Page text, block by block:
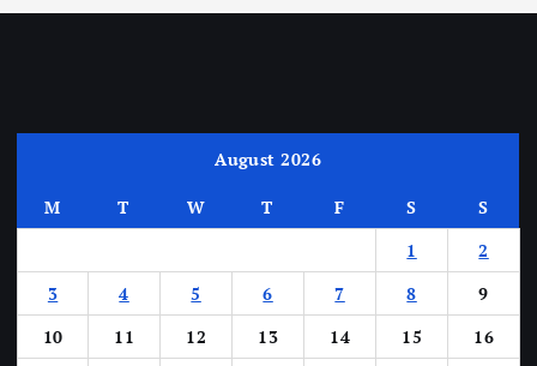
August 2026
M T W T F S
S
1
2
3
4 5 6 7 8
9
10
11 12 13 14 15
16